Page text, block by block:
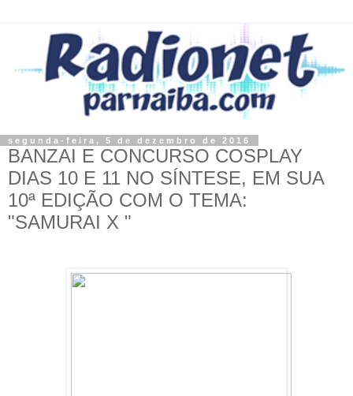
segunda-feira, 5 de dezembro de 2016
BANZAI E CONCURSO COSPLAY
DIAS 10 E 11 NO SÍNTESE, EM SUA
10ª EDIÇÃO COM O TEMA:
"SAMURAI X "